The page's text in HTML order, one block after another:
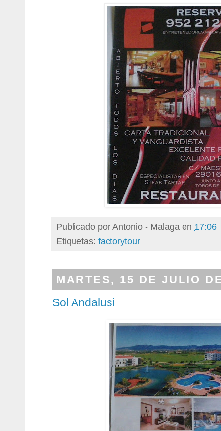
Publicado porAntonio - Malaga en 17:06
Etiquetas: factorytour
MARTES, 15 DE JULIO
Sol Andalusi